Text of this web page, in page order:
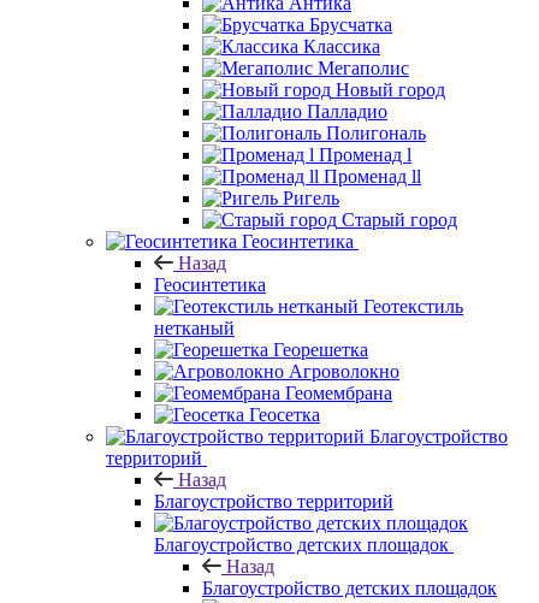
Брусчатка
Классика
Мегаполис
Новый город
Палладио
Полигональ
Променад l
Променад ll
Ригель
Старый город
Геосинтетика
Назад
Геосинтетика
Геотекстиль
нетканый
Георешетка
Агроволокно
Геомембрана
Геосетка
Благоустройство
территорий
Назад
Благоустройство территорий
Благоустройство детских площадок
Назад
Благоустройство детских площадок